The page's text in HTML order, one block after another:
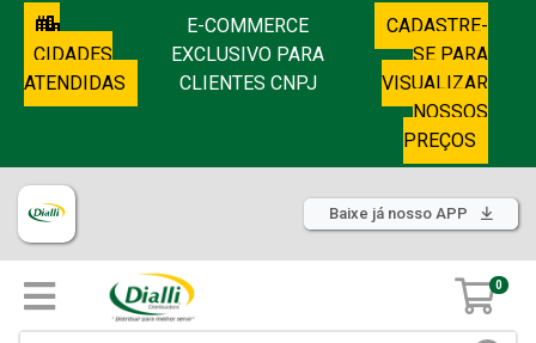
CIDADES
ATENDIDAS
E-COMMERCE
EXCLUSIVO PARA
CLIENTES CNPJ
CADASTRE-
SE PARA
VISUALIZAR
NOSSOS
PREÇOS
Baixe já nosso APP
0